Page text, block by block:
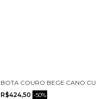
CECCONELLO 2443001-12
BOTA COURO BEGE CANO
R$424,50 -50%